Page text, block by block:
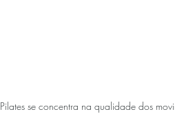
Pilates se concentra na qualidade dos